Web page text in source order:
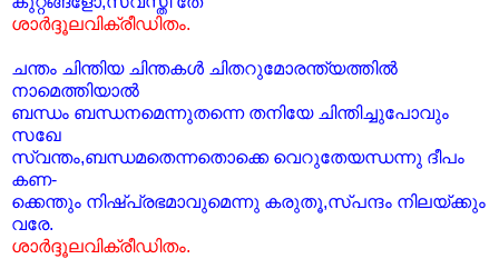
ശാര്‍ദ്ദൂലവിക്രീഡിതം.
ചന്തം ചിന്തിയ ചിന്തകള്‍ ചിതറുമോരന്ത്യത്തില്‍
നാമെത്തിയാല്‍
ബന്ധം ബന്ധനമെന്നുതന്നെ തനിയേ ചിന്തിച്ചുപോവും
സഖേ
സ്വന്തം,ബന്ധമതെന്നതൊക്കെ വെറുതേയന്ധന്നു ദീപം
കണ-
ക്കെന്തും നിഷ്പ്രഭമാവുമെന്നു കരുതൂ,സ്പന്ദം നിലയ്ക്കും
വരേ.
ശാര്‍ദ്ദൂലവിക്രീഡിതം.